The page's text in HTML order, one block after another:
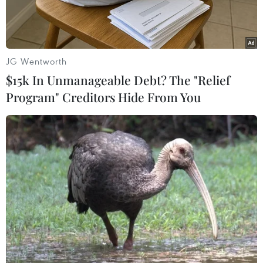
Hiện trường một trong ba vụ tai nạn. (Nguồn: Báo Người Lao
động)
Ngày 19/9, thông tin từ Ủy ban Nhân dân xã Đức
Hòa, tỉnh Tây Ninh cho biết, trên địa bàn xảy ra
3 vụ tai nạn giao thông làm 3 người tử vong. Cả
JG Wentworth
$15k In Unmanageable Debt? The "Relief
Program" Creditors Hide From You